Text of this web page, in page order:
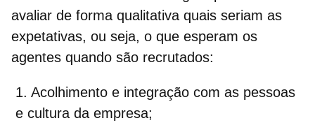
avaliar de forma qualitativa quais seriam as
expetativas, ou seja, o que esperam os
agentes quando são recrutados:
Acolhimento e integração com as pessoas
e cultura da empresa;